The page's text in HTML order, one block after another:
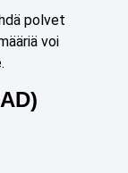
polvet
voi